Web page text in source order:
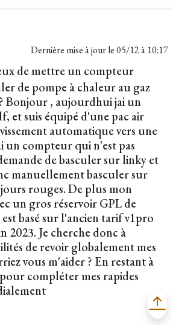
Dernière mise à jour le05/12 à 10:17
de mettre un compteur
de pompe à chaleur au gaz
Bonjour , aujourdhui jai un
et suis équipé d'une pac air
automatique vers une
un compteur qui n'est pas
de basculer sur linky et
manuellement basculer sur
rouges. De plus mon
un gros réservoir GPL de
basé sur l'ancien tarif v1pro
2023. Je cherche donc à
de revoir globalement mes
vous m'aider ? En restant à
compléter mes rapides